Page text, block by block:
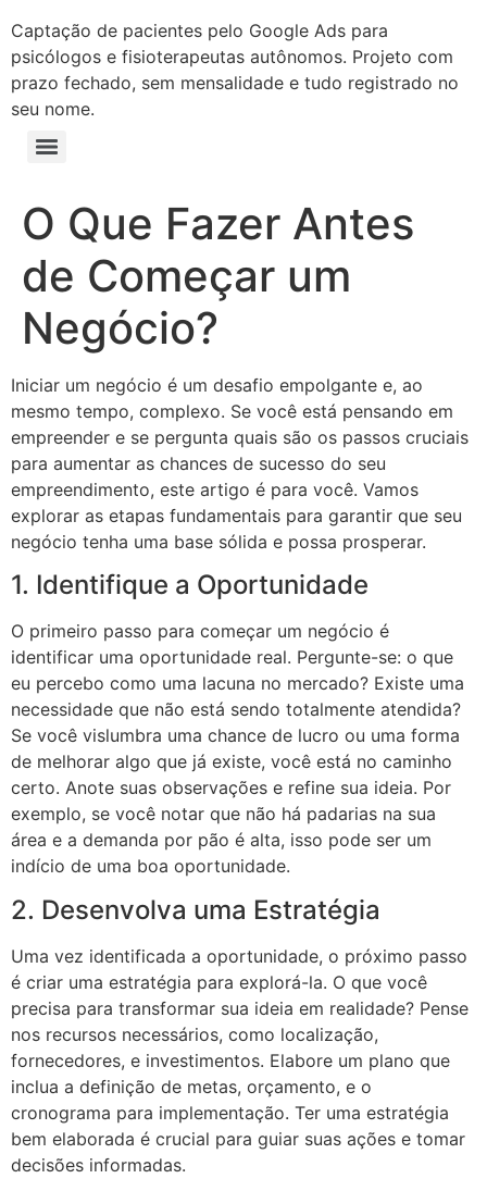
Captação de pacientes pelo Google Ads para
psicólogos e fisioterapeutas autônomos. Projeto com
prazo fechado, sem mensalidade e tudo registrado no
seu nome.
O Que Fazer Antes
de Começar um
Negócio?
Iniciar um negócio é um desafio empolgante e, ao
mesmo tempo, complexo. Se você está pensando em
empreender e se pergunta quais são os passos cruciais
para aumentar as chances de sucesso do seu
empreendimento, este artigo é para você. Vamos
explorar as etapas fundamentais para garantir que seu
negócio tenha uma base sólida e possa prosperar.
1. Identifique a Oportunidade
O primeiro passo para começar um negócio é
identificar uma oportunidade real. Pergunte-se: o que
eu percebo como uma lacuna no mercado? Existe uma
necessidade que não está sendo totalmente atendida?
Se você vislumbra uma chance de lucro ou uma forma
de melhorar algo que já existe, você está no caminho
certo. Anote suas observações e refine sua ideia. Por
exemplo, se você notar que não há padarias na sua
área e a demanda por pão é alta, isso pode ser um
indício de uma boa oportunidade.
2. Desenvolva uma Estratégia
Uma vez identificada a oportunidade, o próximo passo
é criar uma estratégia para explorá-la. O que você
precisa para transformar sua ideia em realidade? Pense
nos recursos necessários, como localização,
fornecedores, e investimentos. Elabore um plano que
inclua a definição de metas, orçamento, e o
cronograma para implementação. Ter uma estratégia
bem elaborada é crucial para guiar suas ações e tomar
decisões informadas.